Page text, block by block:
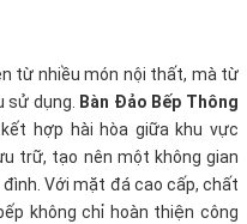
từ nhiều món nội thất, mà từ
sử dụng. Bàn Đảo Bếp Thông
hợp hài hòa giữa khu vực
trữ, tạo nên một không gian
đình.Với mặt đá cao cấp, chất
không chỉ hoàn thiện công